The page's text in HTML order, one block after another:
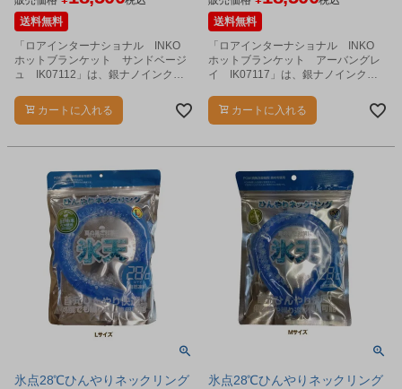
送料無料
「ロアインターナショナル INKO
ホットブランケット サンドベージ
ュ IK07112」は、銀ナノインクで
トです。
カートに入れる
送料無料
「ロアインターナショナル INKO
ホットブランケット アーバングレ
イ IK07117」は、銀ナノインクで
トです。
カートに入れる
氷点28℃ひんやりネックリング
氷点28℃ひんやりネックリング